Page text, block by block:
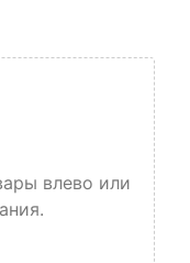
влево или